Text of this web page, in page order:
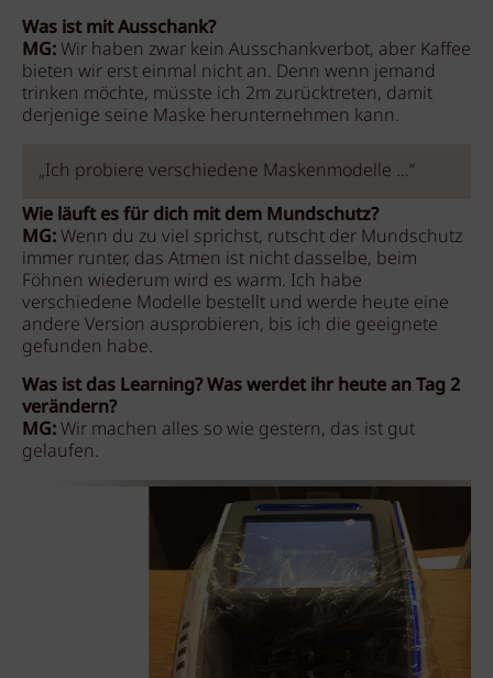
Was ist mit Ausschank?
MG:Wir haben zwar kein Ausschankverbot, aber Kaffee
bieten wir erst einmal nicht an. Denn wenn jemand
trinken möchte, müsste ich 2m zurücktreten, damit
derjenige seine Maske herunternehmen kann.
„Ich probiere verschiedene Maskenmodelle …“
Wie läuft es für dich mit dem Mundschutz?
MG:Wenn du zu viel sprichst, rutscht der Mundschutz
immer runter, das Atmen ist nicht dasselbe, beim
Föhnen wiederum wird es warm. Ich habe
verschiedene Modelle bestellt und werde heute eine
andere Version ausprobieren, bis ich die geeignete
gefunden habe.
Was ist das Learning? Was werdet ihr heute an Tag 2
verändern?
MG:Wir machen alles so wie gestern, das ist gut
gelaufen.